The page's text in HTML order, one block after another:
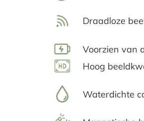
Draadloze
Voorzien van
Hoog
Waterdichte